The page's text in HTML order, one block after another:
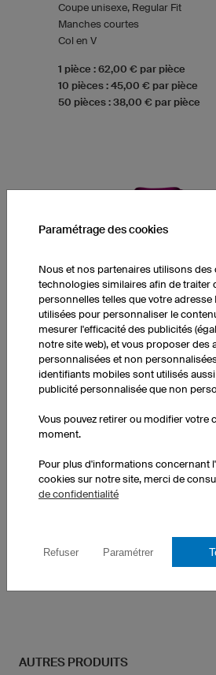
Coupe unisexe, Regular Fit
Manches courtes
Col en V
1 pièce : 62,00 € par pièce
10 pièces : 45,00 € par pièce
50 pièces : 38,00 € par pièce
Surmaillot F3DG Basic
Coupe unisexe, Regular Fit
Manches longues
Col en V
50 pièces : 41,50 € par pièce
AUTRES PRODUITS
Paramétrage des cookies
Nous et nos partenaires utilisons des
technologies similaires afin de traiter
personnelles telles que votre adresse
utilisées pour personnaliser le
mesurer l'efficacité des publicités
notre site web), et vous proposer des
personnalisées et non
identifiants mobiles sont utilisés
publicité personnalisée que non
Vous pouvez retirer ou modifier votre
moment.
Pour plus d'informations concernant
cookies sur notre site, merci de
de confidentialité
Refuser Paramétrer